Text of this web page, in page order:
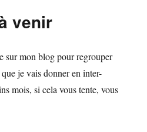
venir
sur mon blog pour regrouper
je vais donner en inter-
mois, si cela vous tente, vous